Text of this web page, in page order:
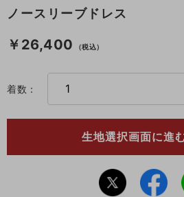
ノースリーブドレス
￥26,400 （税込）
着数：